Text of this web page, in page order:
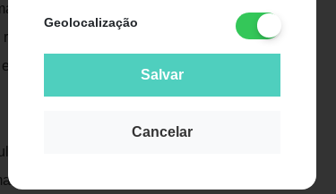
Geolocalização
Salvar
Cancelar
seu corpo, derretendo as tão
sejam visíveis e
disposição.
do peso;